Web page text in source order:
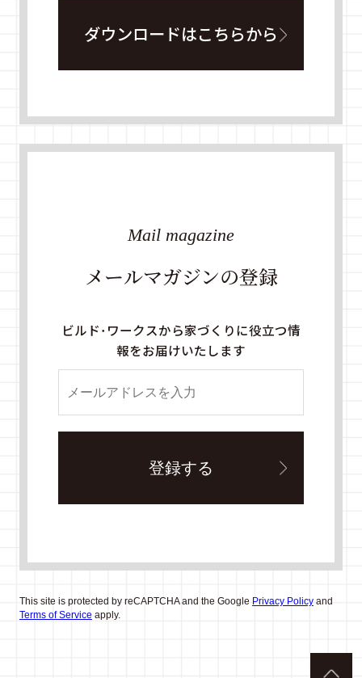
ダウンロードはこちらから
メールマガジンの登録
Mail magazine
ビルド・ワークスから家づくりに役立つ情
報をお届けいたします
This site is protected by reCAPTCHA and the Google Privacy Policyand
Terms of Service apply.